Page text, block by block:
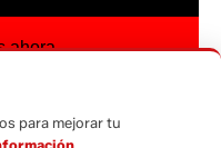
ahora
para mejorar tu